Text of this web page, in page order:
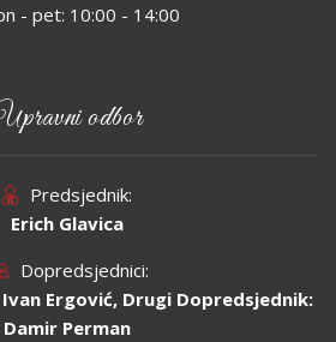
- pet: 10:00 - 14:00
odbor
Predsjednik:
Erich Glavica
Dopredsjednici:
Ergović, Drugi Dopredsjednik:
Damir Perman